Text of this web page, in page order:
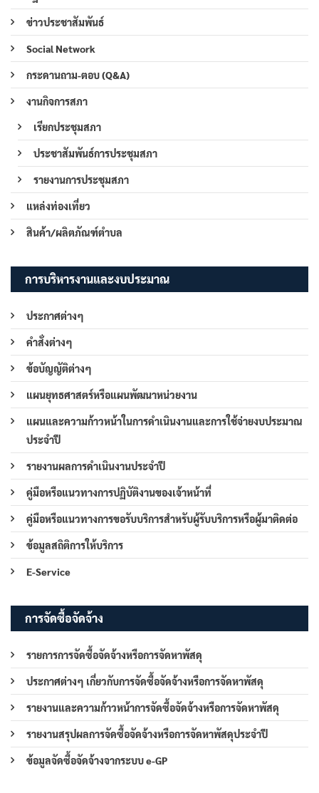
ข่าวประชาสัมพันธ์
Social Network
กระดานถาม-ตอบ (Q&A)
งานกิจการสภา
เรียกประชุมสภา
ประชาสัมพันธ์การประชุมสภา
รายงานการประชุมสภา
แหล่งท่องเที่ยว
สินค้า/ผลิตภัณฑ์ตำบล
การบริหารงานและงบประมาณ
ประกาศต่างๆ
คำสั่งต่างๆ
ข้อบัญญัติต่างๆ
แผนยุทธศาสตร์หรือแผนพัฒนาหน่วยงาน
แผนและความก้าวหน้าในการดำเนินงานและการใช้จ่ายงบประมาณ
ประจำปี
รายงานผลการดำเนินงานประจำปี
คู่มือหรือแนวทางการปฏิบัติงานของเจ้าหน้าที่
คู่มือหรือแนวทางการขอรับบริการสำหรับผู้รับบริการหรือผู้มาติดต่อ
ข้อมูลสถิติการให้บริการ
E-Service
การจัดซื้อจัดจ้าง
รายการการจัดซื้อจัดจ้างหรือการจัดหาพัสดุ
ประกาศต่างๆ เกี่ยวกับการจัดซื้อจัดจ้างหรือการจัดหาพัสดุ
รายงานและความก้าวหน้าการจัดซื้อจัดจ้างหรือการจัดหาพัสดุ
รายงานสรุปผลการจัดซื้อจัดจ้างหรือการจัดหาพัสดุประจำปี
ข้อมูลจัดซื้อจัดจ้างจากระบบ e-GP